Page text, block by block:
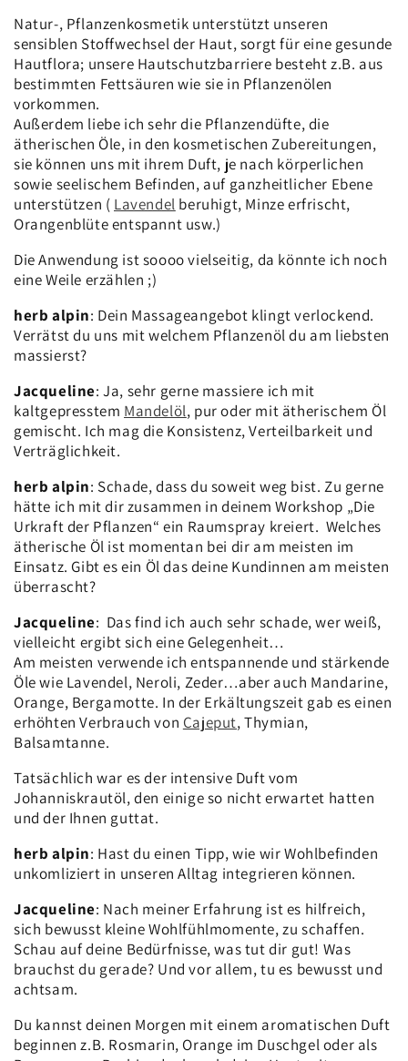
Natur-, Pflanzenkosmetik unterstützt unseren
sensiblen Stoffwechsel der Haut, sorgt für eine gesunde
Hautflora; unsere Hautschutzbarriere besteht z.B. aus
bestimmten Fettsäuren wie sie in Pflanzenölen
vorkommen.
Außerdem liebe ich sehr die Pflanzendüfte, die
ätherischen Öle, in den kosmetischen Zubereitungen,
sie können uns mit ihrem Duft, je nach körperlichen
sowie seelischem Befinden, auf ganzheitlicher Ebene
unterstützen ( Lavendel beruhigt, Minze erfrischt,
Orangenblüte entspannt usw.)
Die Anwendung ist soooo vielseitig, da könnte ich noch
eine Weile erzählen ;)
herb alpin: Dein Massageangebot klingt verlockend.
Verrätst du uns mit welchem Pflanzenöl du am liebsten
massierst?
Jacqueline: Ja, sehr gerne massiere ich mit
kaltgepresstem Mandelöl, pur oder mit ätherischem Öl
gemischt. Ich mag die Konsistenz, Verteilbarkeit und
Verträglichkeit.
herb alpin: Schade, dass du soweit weg bist. Zu gerne
hätte ich mit dir zusammen in deinem Workshop „Die
Urkraft der Pflanzen“ ein Raumspray kreiert. Welches
ätherische Öl ist momentan bei dir am meisten im
Einsatz. Gibt es ein Öl das deine Kundinnen am meisten
überrascht?
Jacqueline: Das find ich auch sehr schade, wer weiß,
vielleicht ergibt sich eine Gelegenheit…
Am meisten verwende ich entspannende und stärkende
Öle wie Lavendel, Neroli, Zeder…aber auch Mandarine,
Orange, Bergamotte. In der Erkältungszeit gab es einen
erhöhten Verbrauch von Cajeput, Thymian,
Balsamtanne.
Tatsächlich war es der intensive Duft vom
Johanniskrautöl, den einige so nicht erwartet hatten
und der Ihnen guttat.
herb alpin: Hast du einen Tipp, wie wir Wohlbefinden
unkomliziert in unseren Alltag integrieren können.
Jacqueline: Nach meiner Erfahrung ist es hilfreich,
sich bewusst kleine Wohlfühlmomente, zu schaffen.
Schau auf deine Bedürfnisse, was tut dir gut! Was
brauchst du gerade? Und vor allem, tu es bewusst und
achtsam.
Du kannst deinen Morgen mit einem aromatischen Duft
beginnen z.B. Rosmarin, Orange im Duschgel oder als